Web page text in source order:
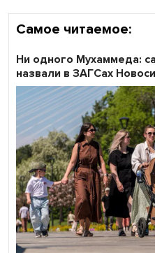
Самое читаемое:
Ни одного Мухаммеда:
назвали в ЗАГСах